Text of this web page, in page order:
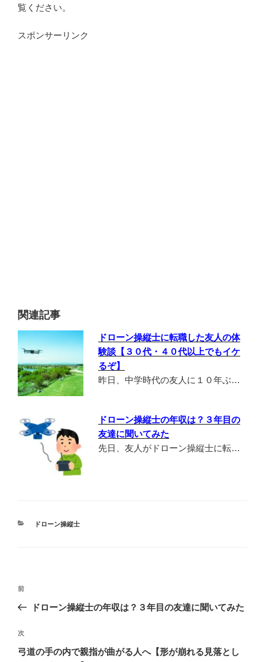
覧ください。
スポンサーリンク
関連記事
ドローン操縦士に転職した友人の体
験談【３０代・４０代以上でもイケ
るぞ】
昨日、中学時代の友人に１０年ぶ…
ドローン操縦士の年収は？３年目の
友達に聞いてみた
先日、友人がドローン操縦士に転…
カ
ドローン操縦士
投
ナ
ビ
ゲ
前
の
稿
前
ドローン操縦士の年収は？３年目の友達に聞いてみた
次
の
次
弓道の手の内で親指が曲がる人へ【形が崩れる見落とし